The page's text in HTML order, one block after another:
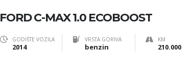
FORD C-MAX 1.0 ECOBOOST
GODIŠTE VOZILA
2014
VRSTA GORIVA
benzin
KM
210.000